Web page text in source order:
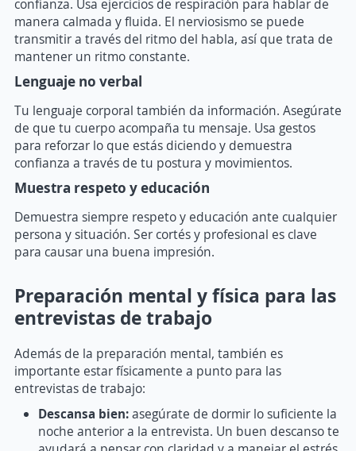
confianza. Usa ejercicios de respiración para hablar de
manera calmada y fluida. El nerviosismo se puede
transmitir a través del ritmo del habla, así que trata de
mantener un ritmo constante.
Lenguaje no verbal
Tu lenguaje corporal también da información. Asegúrate
de que tu cuerpo acompaña tu mensaje. Usa gestos
para reforzar lo que estás diciendo y demuestra
confianza a través de tu postura y movimientos.
Muestra respeto y educación
Demuestra siempre respeto y educación ante cualquier
persona y situación. Ser cortés y profesional es clave
para causar una buena impresión.
Preparación mental y física para las
entrevistas de trabajo
Además de la preparación mental, también es
importante estar físicamente a punto para las
entrevistas de trabajo:
Descansa bien:asegúrate de dormir lo suficiente la
noche anterior a la entrevista. Un buen descanso te